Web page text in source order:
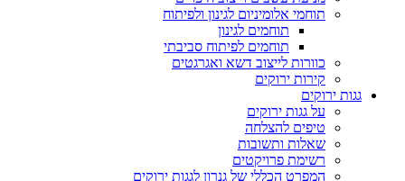
תוחמי אלומיניום לגינון ולפיתוח
תוחמים לגינון
תוחמים לפיתוח סביבתי
כוורות לייצוב דשא ואגרגטים
קירות ירוקים
גגות ירוקים
על גגות ירוקים
טיפים להצלחה
שאלות ותשובות
רשימת פרויקטים
המפרט הכללי של גנרון לגגות ירוקים